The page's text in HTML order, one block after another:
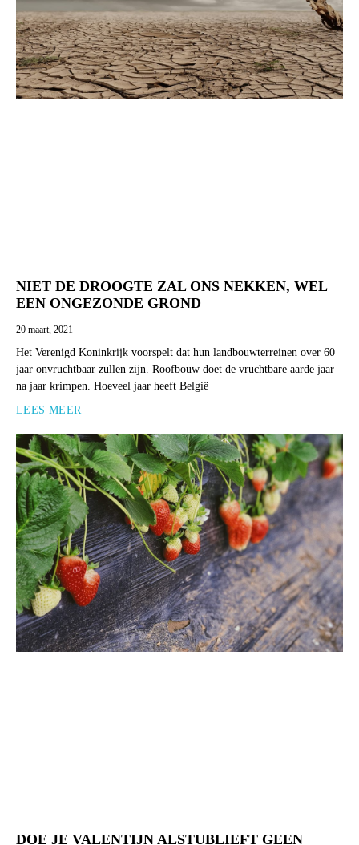
NIET DE DROOGTE ZAL ONS NEKKEN, WEL
EEN ONGEZONDE GROND
20 maart, 2021
Het Verenigd Koninkrijk voorspelt dat hun landbouwterreinen over 60
jaar onvruchtbaar zullen zijn. Roofbouw doet de vruchtbare aarde jaar
na jaar krimpen. Hoeveel jaar heeft België
LEES MEER
DOE JE VALENTIJN ALSTUBLIEFT GEEN